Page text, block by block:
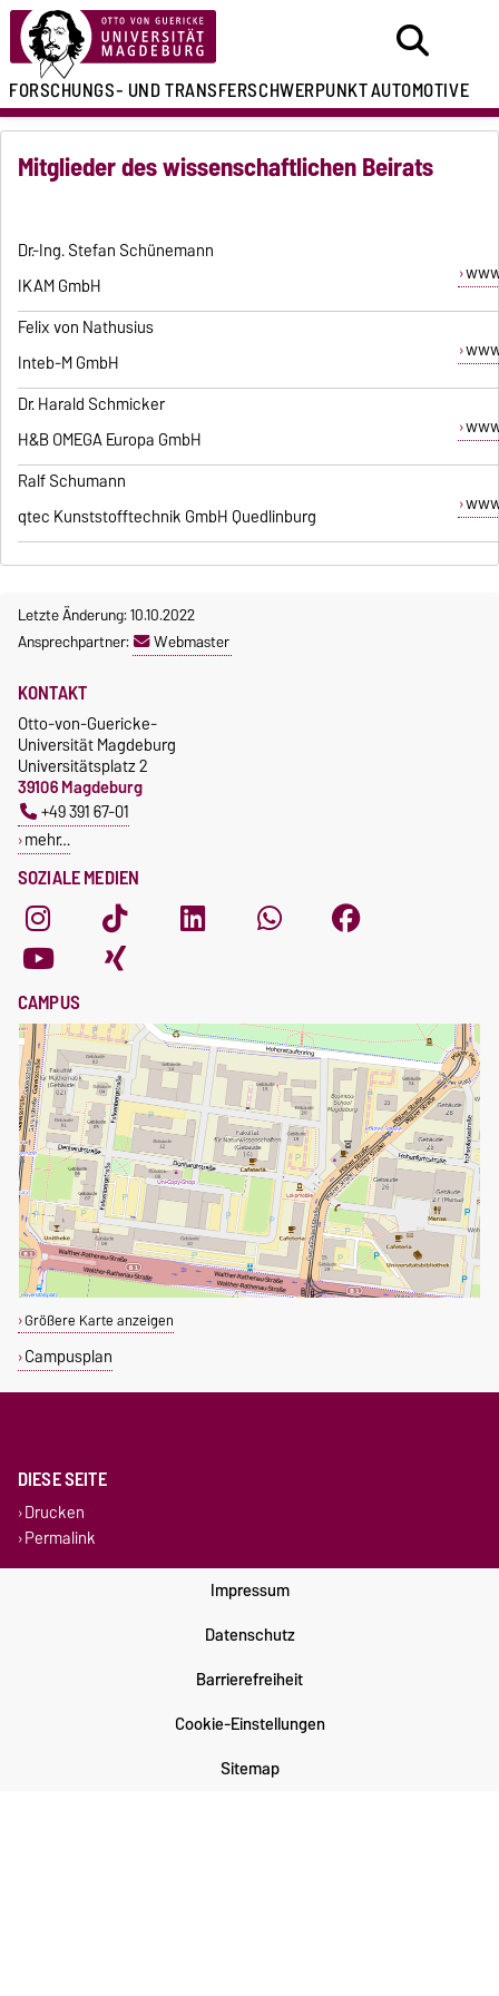
FORSCHUNGS- UNDTRANSFERSCHWERPUNKTAUTOMOTIVE
Mitglieder des wissenschaftlichen Beirats
Dr.-Ing. Stefan Schünemann
IKAM GmbH
Felix von Nathusius
Inteb-M GmbH
Dr. Harald Schmicker
H&B OMEGA Europa GmbH
Ralf Schumann
qtec Kunststofftechnik GmbH Quedlinburg
Letzte Änderung: 10.10.2022
Ansprechpartner:
Webmaster
SOZIALE MEDIEN
KONTAKT
Otto-von-Guericke-
Universität Magdeburg
Universitätsplatz 2
39106 Magdeburg
+49 391 67-01
mehr…
CAMPUS
Größere Karte anzeigen
Campusplan
DIESE SEITE
Drucken
Permalink
Impressum
Datenschutz
Barrierefreiheit
Cookie-Einstellungen
Sitemap